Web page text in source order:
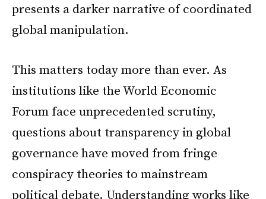
presents a darker narrative of coordinated
global manipulation.
This matters today more than ever. As
institutions like the World Economic
Forum face unprecedented scrutiny,
questions about transparency in global
governance have moved from fringe
conspiracy theories to mainstream
political debate. Understanding works like